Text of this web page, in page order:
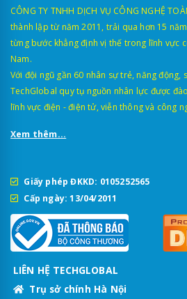
CÔNG TY TNHH DỊCH VỤ CÔNG NGHỆ
thành lập từ năm 2011, trải qua hơn 15
từng bước khẳng định vị thế trong lĩnh vực
Nam.
Với đội ngũ gần 60 nhân sự trẻ, năng động,
TechGlobal quy tụ nguồn nhân lực được
lĩnh vực điện - điện tử, viễn thông và công
Xem thêm...
Giấy phép ĐKKD: 0105252565
Cấp ngày: 13/04/2011
LIÊN HỆ TECHGLOBAL
Trụ sở chính Hà Nội